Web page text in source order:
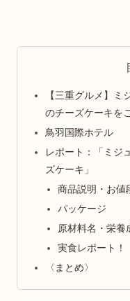
【三重グルメ】
のチーズケーキを
鳥羽国際ホテル
レポート：「ミジ
ズケーキ」
商品説明・お値
パッケージ
原材料名・栄養
実食レポート！
〈まとめ〉